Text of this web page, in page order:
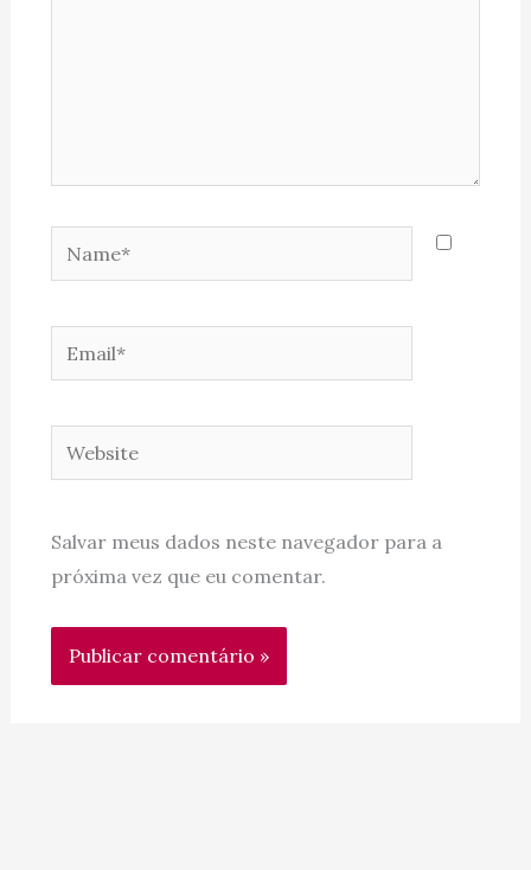
Name*
Email*
Website
Salvar meus dados neste navegador para a
próxima vez que eu comentar.